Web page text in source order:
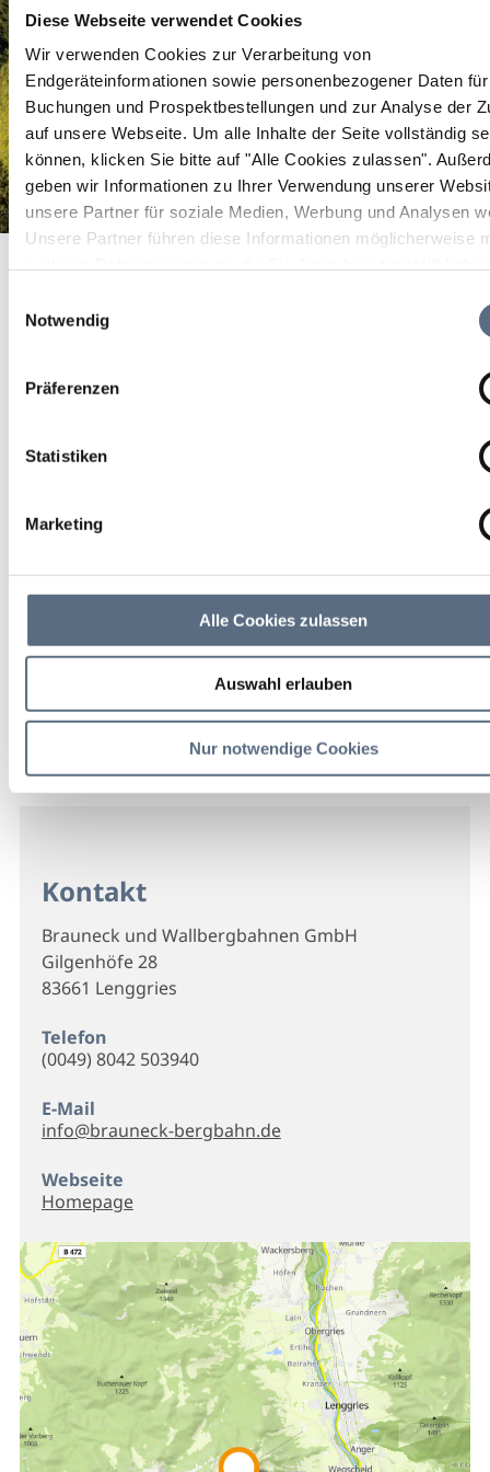
Diese Webseite verwendet Cookies
Wir verwenden Cookies zur Verarbeitung von
Endgeräteinformationen sowie personenbezogener Daten
Buchungen und Prospektbestellungen und zur Analyse der
auf unsere Webseite. Um alle Inhalte der Seite vollständig
können, klicken Sie bitte auf "Alle Cookies zulassen".
geben wir Informationen zu Ihrer Verwendung unserer
unsere Partner für soziale Medien, Werbung und Analysen
Unsere Partner führen diese Informationen möglicherweise
Notwendig
Präferenzen
Statistiken
Marketing
Alle Cookies zulassen
Auswahl erlauben
Nur notwendige Cookies
Wandergebiet Brauneck-Wegscheid, Lenggries
Wandergebiet Brauneck-
Kontakt
Brauneck und Wallbergbahnen GmbH
Gilgenhöfe 28
83661 Lenggries
Telefon
(0049) 8042 503940
E-Mail
info@brauneck-bergbahn.de
Webseite
Homepage